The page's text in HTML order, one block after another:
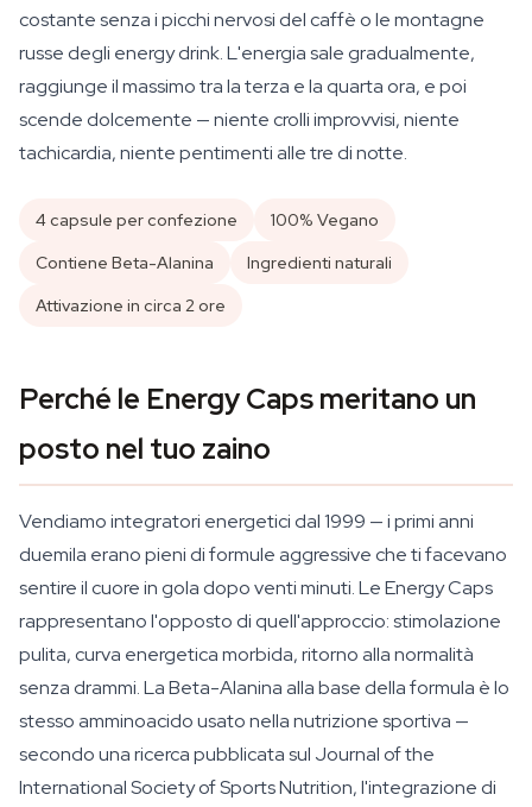
costante senza i picchi nervosi del caffè o le montagne
russe degli energy drink. L'energia sale gradualmente,
raggiunge il massimo tra la terza e la quarta ora, e poi
scende dolcemente — niente crolli improvvisi, niente
tachicardia, niente pentimenti alle tre di notte.
4 capsule per confezione
100% Vegano
Contiene Beta-Alanina
Ingredienti naturali
Attivazione in circa 2 ore
Perché le Energy Caps meritano un
posto nel tuo zaino
Vendiamo integratori energetici dal 1999 — i primi anni
duemila erano pieni di formule aggressive che ti facevano
sentire il cuore in gola dopo venti minuti. Le Energy Caps
rappresentano l'opposto di quell'approccio: stimolazione
pulita, curva energetica morbida, ritorno alla normalità
senza drammi. La Beta-Alanina alla base della formula è lo
stesso amminoacido usato nella nutrizione sportiva —
secondo una ricerca pubblicata sul Journal of the
International Society of Sports Nutrition, l'integrazione di